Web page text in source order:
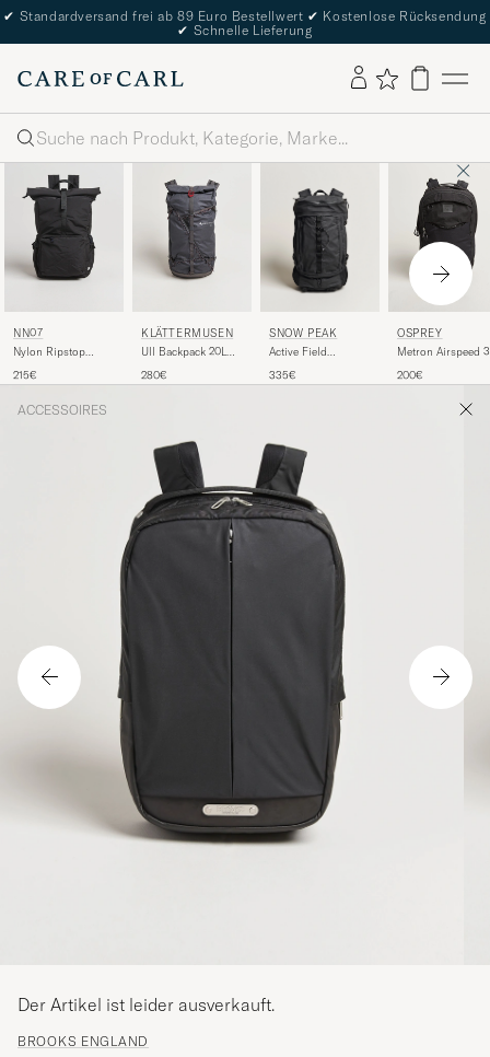
✔ Standardversand frei ab 89 Euro Bestellwert ✔ Kostenlose Rücksendung
✔ Schnelle Lieferung
Suche
NN07
Nylon Ripstop
Black
215€
KLÄTTERMUSEN
Ull Backpack 20L
280€
SNOW PEAK
Active Field
335€
OSPREY
Metron Airspeed
200€
ACCESSOIRES
BROOKS ENGLAND
Der Artikel ist leider ausverkauft.